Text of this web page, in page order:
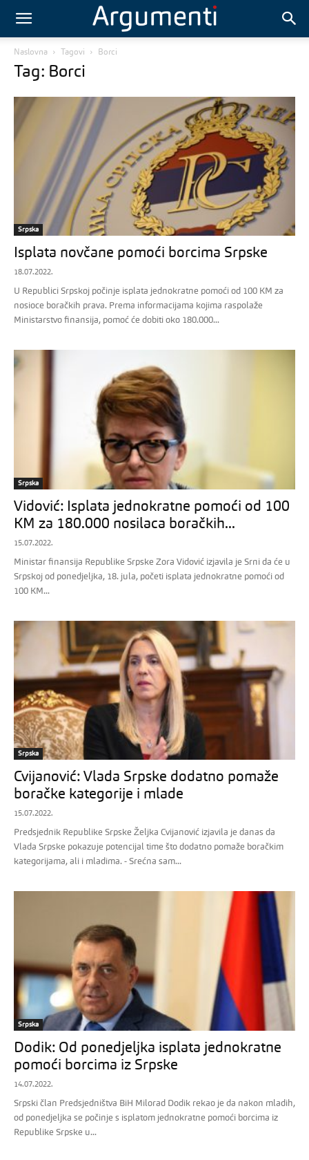
Naslovna Tagovi Borci
Tag: Borci
Srpska
Isplata novčane pomoći borcima Srpske
18.07.2022.
U Republici Srpskoj počinje isplata jednokratne pomoći od 100 KM za
nosioce boračkih prava. Prema informacijama kojima raspolaže
Ministarstvo finansija, pomoć će dobiti oko 180.000...
Srpska
Vidović: Isplata jednokratne pomoći od 100
KM za 180.000 nosilaca boračkih...
15.07.2022.
Ministar finansija Republike Srpske Zora Vidović izjavila je Srni da će u
Srpskoj od ponedjeljka, 18. jula, početi isplata jednokratne pomoći od
100 KM...
Srpska
Cvijanović: Vlada Srpske dodatno pomaže
boračke kategorije i mlade
15.07.2022.
Predsjednik Republike Srpske Željka Cvijanović izjavila je danas da
Vlada Srpske pokazuje potencijal time što dodatno pomaže boračkim
kategorijama, ali i mladima. - Srećna sam...
Srpska
Dodik: Od ponedjeljka isplata jednokratne
pomoći borcima iz Srpske
14.07.2022.
Srpski član Predsjedništva BiH Milorad Dodik rekao je da nakon mladih,
od ponedjeljka se počinje s isplatom jednokratne pomoći borcima iz
Republike Srpske u...